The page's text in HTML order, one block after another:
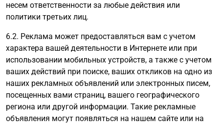
несем ответственности за любые действия или
политики третьих лиц.
6.2. Реклама может предоставляться вам с учетом
характера вашей деятельности в Интернете или при
использовании мобильных устройств, а также с учетом
ваших действий при поиске, ваших откликов на одно из
наших рекламных объявлений или электронных писем,
посещенных вами страниц, вашего географического
региона или другой информации. Такие рекламные
объявления могут появляться на нашем сайте или на